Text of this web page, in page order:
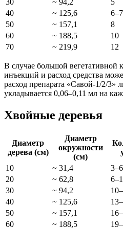
30 ~ 94,2 5
40
~ 125,6 6–7
50
~ 157,1 8
60
~ 188,5 10
70
~ 219,9 12
В случае большой вегетативной
инъекций и расход средства
расход препарата «Савой-1/2/3»
укладывается 0,06–0,11 мл на
Хвойные деревья
Диаметр
дерева (см)
Диаметр
окружности
(см)
10
~ 31,4 3–6
20
~ 62,8
30
~ 94,2
40
~ 125,6
50
~ 157,1
60
~ 188,5